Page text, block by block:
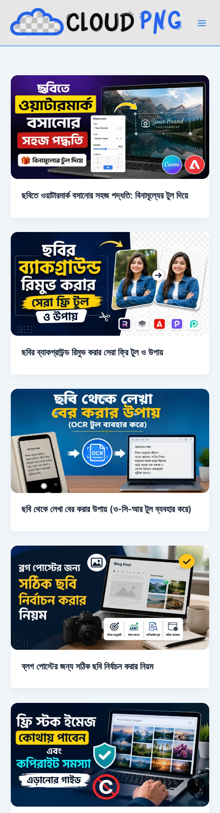
content
ছবিতে ওয়াটারমার্ক বসানোর সহজ পদ্ধতি: বিনামূল্যের টুল দিয়ে
ছবির ব্যাকগ্রাউন্ড রিমুভ করার সেরা ফ্রি টুল ও উপায়
ছবি থেকে লেখা বের করার উপায় (ও-সি-আর টুল ব্যবহার করে)
ব্লগ পোস্টের জন্য সঠিক ছবি নির্বাচন করার নিয়ম